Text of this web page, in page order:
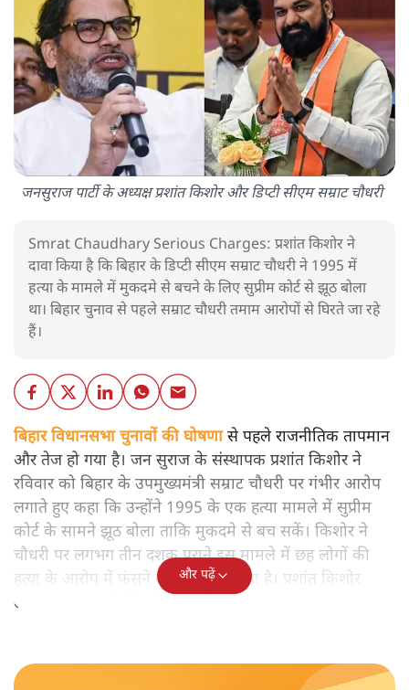
जनसुराज पार्टी के अध्यक्ष प्रशांत किशोर और डिप्टी सीएम सम्राट चौधरी
Smrat Chaudhary Serious Charges: प्रशांत किशोर ने
दावा किया है कि बिहार के डिप्टी सीएम सम्राट चौधरी ने 1995 में
हत्या के मामले में मुकदमे से बचने के लिए सुप्रीम कोर्ट से झूठ बोला
था। बिहार चुनाव से पहले सम्राट चौधरी तमाम आरोपों से घिरते जा रहे
हैं।
बिहार विधानसभा चुनावों की घोषणासे पहले राजनीतिक तापमान
और तेज हो गया है। जन सुराज के संस्थापक प्रशांत किशोर ने
रविवार को बिहार के उपमुख्यमंत्री सम्राट चौधरी पर गंभीर आरोप
लगाते हुए कहा कि उन्होंने 1995 के एक हत्या मामले में सुप्रीम
कोर्ट के सामने झूठ बोला ताकि मुकदमे से बच सकें। किशोर ने
चौधरी पर लगभग तीन दशक पुराने इस मामले में छह लोगों की
हत्या के आरोप में फंसने का भी दावा किया है। प्रशांत किशोर
लगातार सम्राट चौधरी को घेर रहे हैं।
और पढ़ें